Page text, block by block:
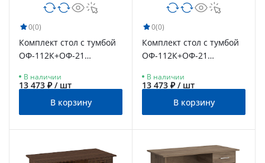
0(0)
Комплект стол с тумбой
ОФ-112К+ОФ-21
В наличии
13 473 ₽ / шт
В корзину
0(0)
Комплект стол с тумбой
ОФ-112К+ОФ-21
светлое
В наличии
13 473 ₽ / шт
В корзину